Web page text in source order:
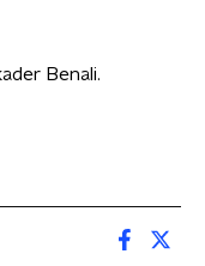
Benali.